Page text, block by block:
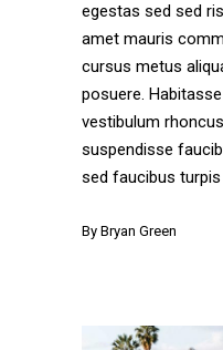
egestas sed sed
amet mauris
cursus metus
posuere.
vestibulum
suspendisse
sed faucibus
By Bryan Green